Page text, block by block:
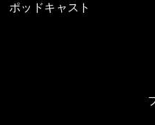
ポッドキャスト